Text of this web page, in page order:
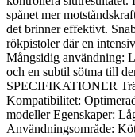
spånet mer
det brinner effektivt.
rökpistoler där en
Mångsidig användning:
och en subtil sötma till
SPECIFIKATIONER
Kompatibilitet:
modeller Egenskaper:
Användningsområde: